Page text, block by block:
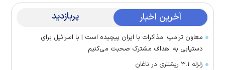
آخرین اخبار پربازدید
معاون ترامپ: مذاکرات با ایران پیچیده است | با اسرائیل برای
دستیابی به اهداف مشترک صحبت می‌کنیم
زلزله ۳.۱ ریشتری در ناغان